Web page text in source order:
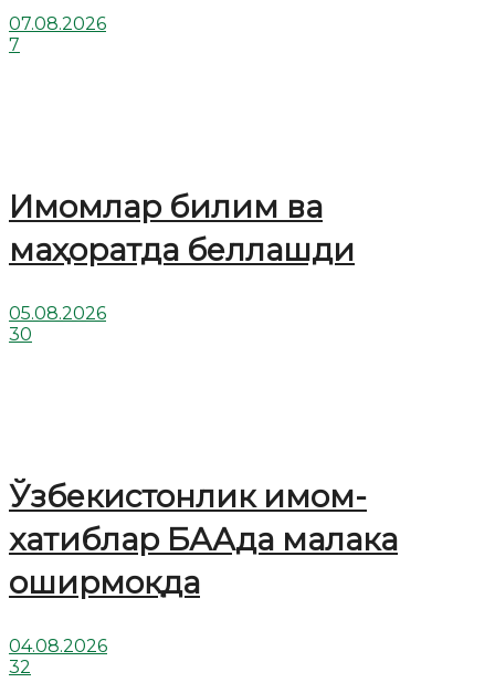
07.08.2026
7
Имомлар билим ва
маҳоратда беллашди
05.08.2026
30
Ўзбекистонлик имом-
хатиблар БААда малака
оширмоқда
04.08.2026
32